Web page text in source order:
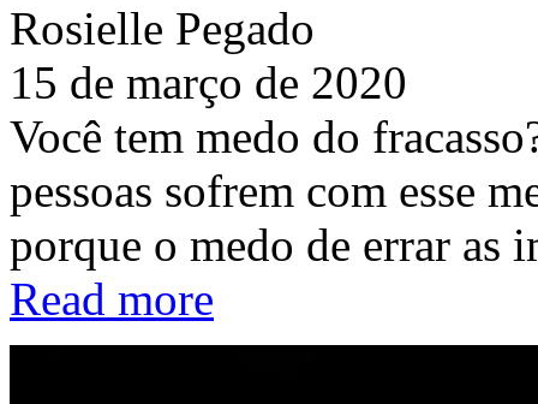
Rosielle Pegado
15 de março de 2020
Você tem medo do
pessoas sofrem com esse
porque o medo de errar as
Read more